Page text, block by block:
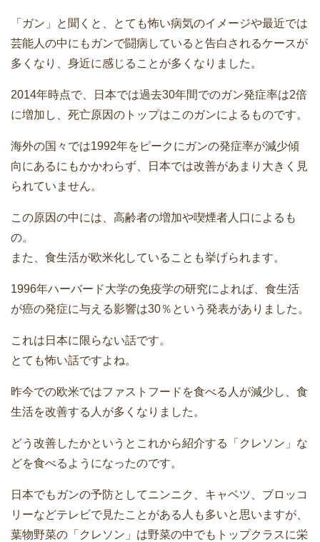
「ガン」と聞くと、とても怖い病気のイメージや最近では
芸能人の中にもガンで闘病していると告白されるケースが
多くなり、身近に感じることが多くなりました。
2014年時点で、日本では過去30年間でのガン発症率は2倍
に増加し、死亡原因のトップはこのガンによるものです。
海外の国々では1992年をピークにガンの発症率が減少傾
向にあるにもかかわらず、日本では改善があまり大きく見
られていません。
この原因の中には、高齢者の増加や喫煙者人口によるも
の。
また、食生活が欧米化していることも挙げられます。
1996年ハーバード大学の免疫学の研究によれば、食生活
が癌の発症に与える影響は30％という発表がありました。
これは日本に限らない話です。
とても怖い話ですよね。
昨今での欧米ではファストフードを食べる人が減少し、食
生活を改善する人が多くなりました。
どう改善したかというとこれから紹介する「クレソン」な
どを食べるようになったのです。
日本でもガンの予防としてニンニク、キャベツ、ブロッコ
リーなどテレビで見たことがある人も多いと思いますが、
葉物野菜の「クレソン」は野菜の中でもトップクラスに栄